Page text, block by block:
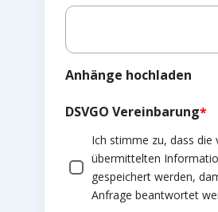
Anhänge hochladen
DSVGO Vereinbarung*
Ich stimme zu, dass die
übermittelten
gespeichert werden,
Anfrage beantwortet